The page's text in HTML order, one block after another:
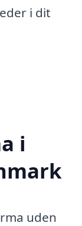
i dit
i
uden